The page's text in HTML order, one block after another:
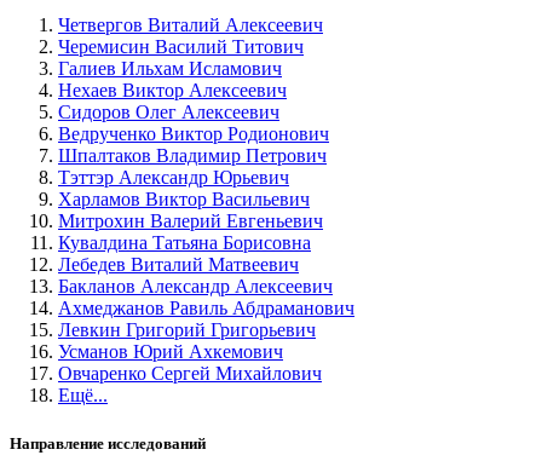
Четвергов Виталий Алексеевич
Черемисин Василий Титович
Галиев Ильхам Исламович
Нехаев Виктор Алексеевич
Сидоров Олег Алексеевич
Ведрученко Виктор Родионович
Шпалтаков Владимир Петрович
Тэттэр Александр Юрьевич
Харламов Виктор Васильевич
Митрохин Валерий Евгеньевич
Кувалдина Татьяна Борисовна
Лебедев Виталий Матвеевич
Бакланов Александр Алексеевич
Ахмеджанов Равиль Абдраманович
Левкин Григорий Григорьевич
Усманов Юрий Ахкемович
Овчаренко Сергей Михайлович
Ещё...
Направление исследований